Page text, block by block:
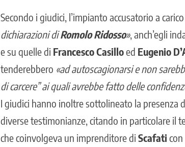
Secondo i giudici, l’impianto accusatorio a
dichiarazioni diRomolo Ridosso», anch’egli
e su quelle di Francesco Casilloed Eugenio
tenderebbero «ad autoscagionarsi e non
di carcere” ai quali avrebbe fatto delle
I giudici hanno inoltre sottolineato la presenza
diverse testimonianze, citando in particolare il
che coinvolgeva un imprenditore di Scafati